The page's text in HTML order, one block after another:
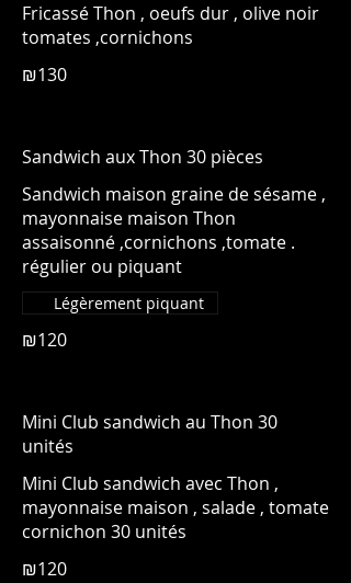
Fricassé Thon , oeufs dur , olive noir
tomates ,cornichons
₪130
Sandwich aux Thon 30 pièces
Sandwich maison graine de sésame ,
mayonnaise maison Thon
assaisonné ,cornichons ,tomate .
régulier ou piquant
₪120
Légèrement piquant
Mini Club sandwich au Thon 30
unités
Mini Club sandwich avec Thon ,
mayonnaise maison , salade , tomate
cornichon 30 unités
₪120